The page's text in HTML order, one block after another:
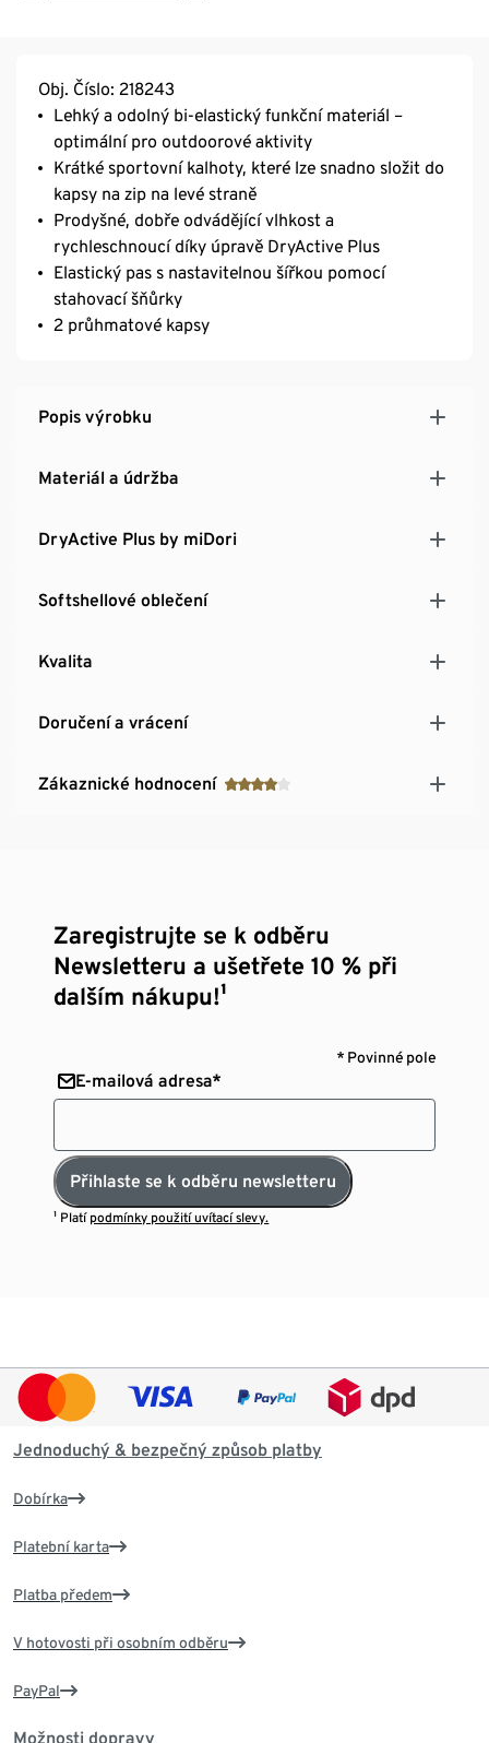
Obj. Číslo: 218243
Lehký a odolný bi-elastický funkční materiál –
optimální pro outdoorové aktivity
Krátké sportovní kalhoty, které lze snadno složit do
kapsy na zip na levé straně
Prodyšné, dobře odvádějící vlhkost a
rychleschnoucí díky úpravě DryActive Plus
Elastický pas s nastavitelnou šířkou pomocí
stahovací šňůrky
2 průhmatové kapsy
Popis výrobku
Materiál a údržba
DryActive Plus by miDori
Softshellové oblečení
Kvalita
Doručení a vrácení
Zákaznické hodnocení
Zaregistrujte se k odběru
Newsletteru a ušetřete 10 % při
dalším nákupu!¹
* Povinné pole
E-mailová adresa*
Přihlaste se k odběru newsletteru
¹ Platí podmínky použití uvítací slevy.
Jednoduchý & bezpečný způsob platby
Dobírka
Platební karta
Platba předem
V hotovosti při osobním odběru
PayPal
Možnosti dopravy